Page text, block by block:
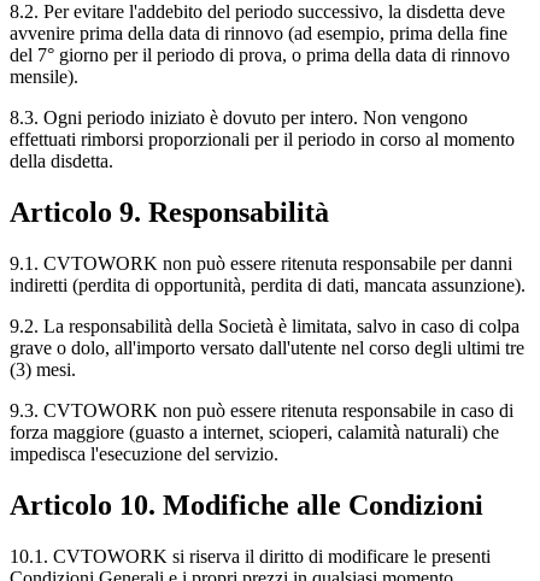
8.2. Per evitare l'addebito del periodo successivo, la disdetta deve
avvenire prima della data di rinnovo (ad esempio, prima della fine
del 7° giorno per il periodo di prova, o prima della data di rinnovo
mensile).
8.3. Ogni periodo iniziato è dovuto per intero. Non vengono
effettuati rimborsi proporzionali per il periodo in corso al momento
della disdetta.
Articolo 9. Responsabilità
9.1. CVTOWORK non può essere ritenuta responsabile per danni
indiretti (perdita di opportunità, perdita di dati, mancata assunzione).
9.2. La responsabilità della Società è limitata, salvo in caso di colpa
grave o dolo, all'importo versato dall'utente nel corso degli ultimi tre
(3) mesi.
9.3. CVTOWORK non può essere ritenuta responsabile in caso di
forza maggiore (guasto a internet, scioperi, calamità naturali) che
impedisca l'esecuzione del servizio.
Articolo 10. Modifiche alle Condizioni
10.1. CVTOWORK si riserva il diritto di modificare le presenti